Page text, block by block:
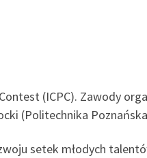
(ICPC). Zawody
(Politechnika
setek młodych